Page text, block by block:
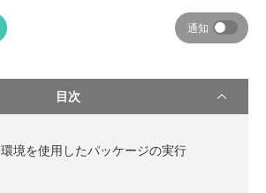
通知
目次
環境を使用したパッケージの実行